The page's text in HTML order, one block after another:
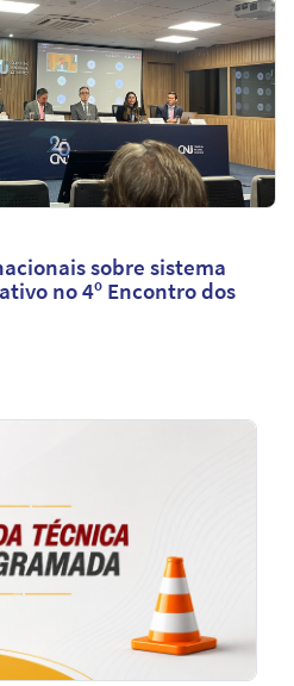
sobre sistema
no 4º Encontro dos